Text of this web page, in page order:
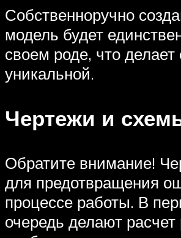
Собственноручно
модель будет
своем роде, что делает
уникальной.
Чертежи и
Обратите внимание!
для предотвращения
процессе работы. В
очередь делают